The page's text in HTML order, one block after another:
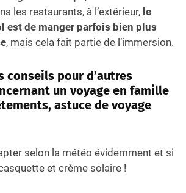
les restaurants, à l’extérieur, le
est de manger parfois bien plus
, mais cela fait partie de l’immersion.
conseils pour d’autres
un voyage en famille
astuce de voyage
selon la météo évidemment et si
et crème solaire !